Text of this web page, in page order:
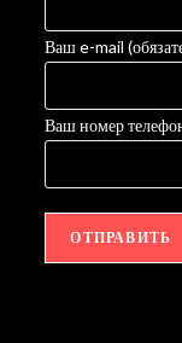
Ваш e-mail
Ваш номер